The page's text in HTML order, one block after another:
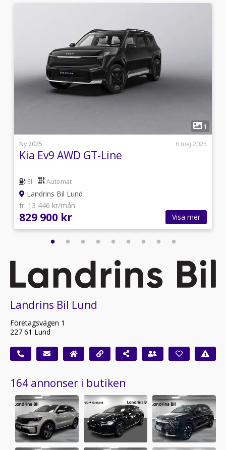
1
Ny 2025
6 maj 2025
Kia Ev9 AWD GT-Line
El Automat
Landrins Bil Lund
fr. 13 446 kr/mån
829 900 kr Visa mer
Landrins Bil Lund
Företagsvägen 1
227 61 Lund
164 annonser i butiken